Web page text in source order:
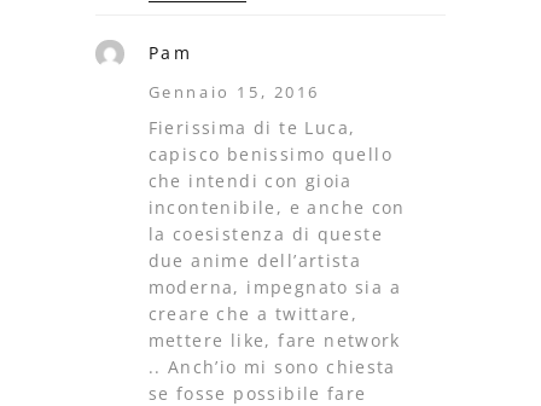
Pam
Gennaio 15, 2016
Fierissima di te Luca,
capisco benissimo quello
che intendi con gioia
incontenibile, e anche con
la coesistenza di queste
due anime dell’artista
moderna, impegnato sia a
creare che a twittare,
mettere like, fare network
.. Anch’io mi sono chiesta
se fosse possibile fare